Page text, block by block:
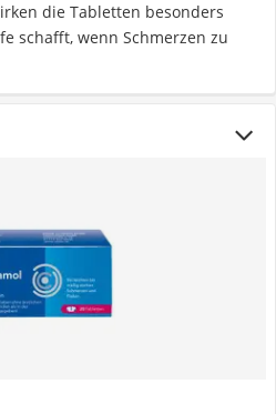
die Tabletten besonders
schafft, wenn Schmerzen zu